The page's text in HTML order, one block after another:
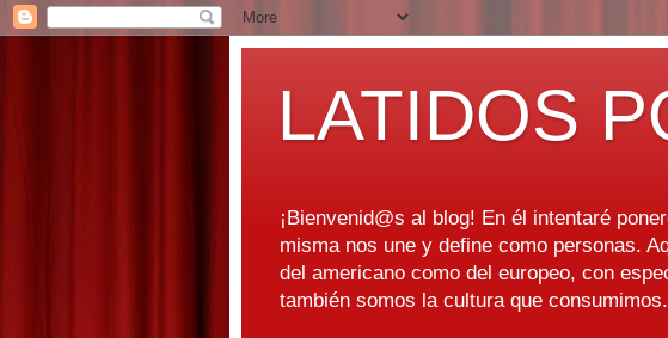
LATIDOS
¡Bienvenid@s al blog! En él intentaré
misma nos une y define como personas.
del americano como del europeo, con
también somos la cultura que